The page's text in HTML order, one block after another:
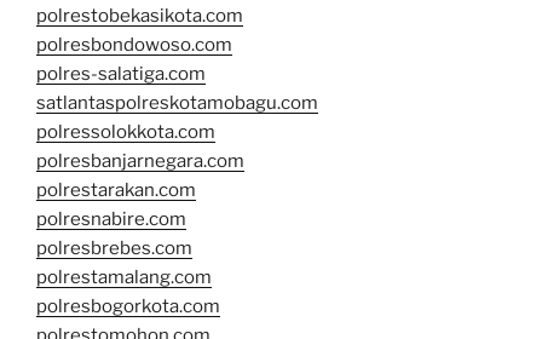
polrestobekasikota.com
polresbondowoso.com
polres-salatiga.com
satlantaspolreskotamobagu.com
polressolokkota.com
polresbanjarnegara.com
polrestarakan.com
polresnabire.com
polresbrebes.com
polrestamalang.com
polresbogorkota.com